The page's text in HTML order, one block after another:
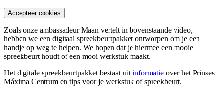
Accepteer cookies
Zoals onze ambassadeur Maan vertelt in bovenstaande video,
hebben we een digitaal spreekbeurtpakket ontworpen om je een
handje op weg te helpen. We hopen dat je hiermee een mooie
spreekbeurt houdt of een mooi werkstuk maakt.
Het digitale spreekbeurtpakket bestaat uit informatie over het Prinses
Máxima Centrum en tips voor je werkstuk of spreekbeurt.